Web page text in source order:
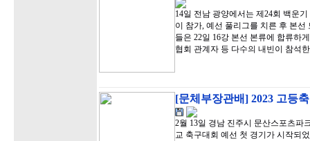
14일 전남 광양에서는 제24회 백운
이 참가, 예선 풀리그를 치른 후 본
들은 22일 16강 본선 본류에 합류하
협회 관계자 등 다수의 내빈이 참석
[문체부장관배] 2023 고등
2월 13일 경남 진주시 문산스포츠파
교 축구대회 예선 첫 경기가 시작되